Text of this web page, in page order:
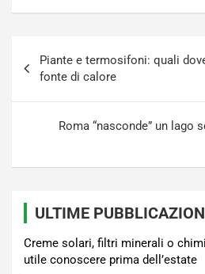
articoli
Piante e termosifoni: quali
fonte di calore
Roma “nasconde” un lago
ULTIME
Creme solari, filtri minerali o
utile conoscere prima dell’estate